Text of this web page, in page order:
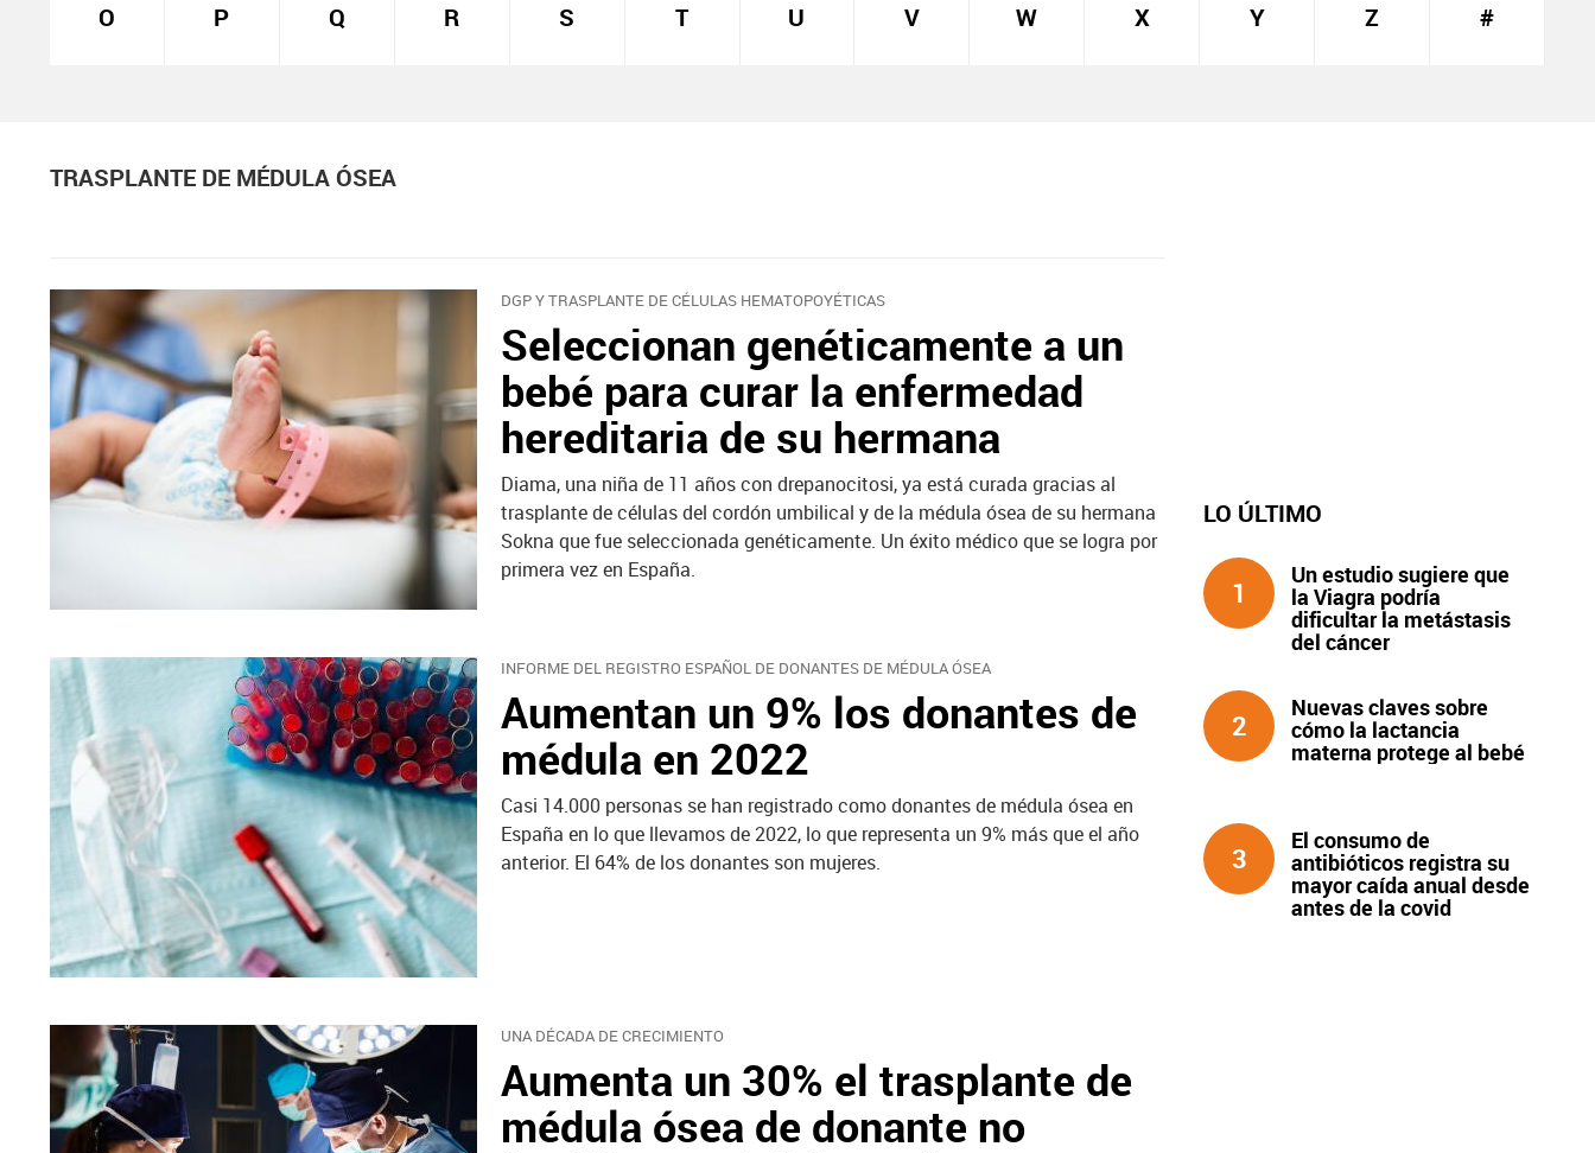
O P Q R S T U V W X Y Z #
TRASPLANTE DE MÉDULA ÓSEA
DGP Y TRASPLANTE DE CÉLULAS HEMATOPOYÉTICAS
Seleccionan genéticamente a un
bebé para curar la enfermedad
hereditaria de su hermana
Diama, una niña de 11 años con drepanocitosi, ya está curada gracias al
trasplante de células del cordón umbilical y de la médula ósea de su hermana
Sokna que fue seleccionada genéticamente. Un éxito médico que se logra por
primera vez en España.
INFORME DEL REGISTRO ESPAÑOL DE DONANTES DE MÉDULA ÓSEA
Aumentan un 9% los donantes de
médula en 2022
Casi 14.000 personas se han registrado como donantes de médula ósea en
España en lo que llevamos de 2022, lo que representa un 9% más que el año
anterior. El 64% de los donantes son mujeres.
UNA DÉCADA DE CRECIMIENTO
Aumenta un 30% el trasplante de
médula ósea de donante no
LO ÚLTIMO
1
Un estudio sugiere que
la Viagra podría
dificultar la metástasis
del cáncer
2
Nuevas claves sobre
cómo la lactancia
materna protege al bebé
3
El consumo de
antibióticos registra su
mayor caída anual desde
antes de la covid